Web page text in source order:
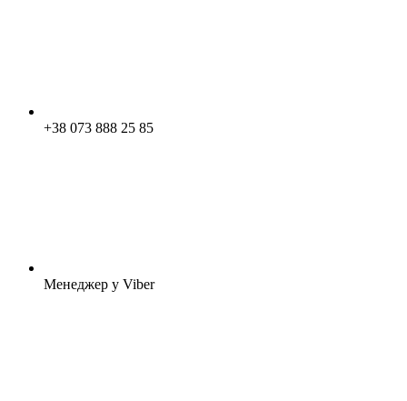
+38 073 888 25 85
Менеджер у Viber